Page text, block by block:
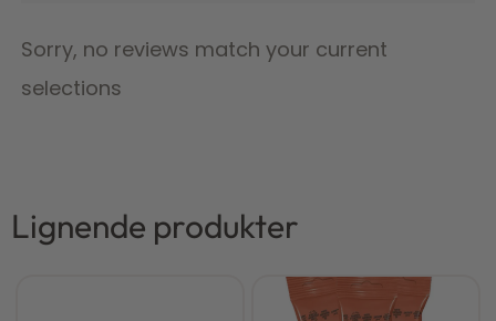
Sorry, no reviews match your current
selections
Lignende produkter